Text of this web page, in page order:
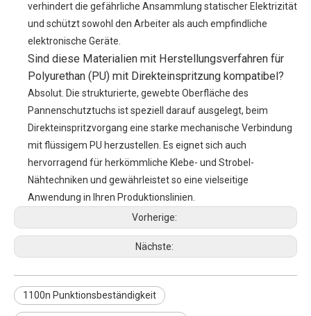
verhindert die gefährliche Ansammlung statischer Elektrizität
und schützt sowohl den Arbeiter als auch empfindliche
elektronische Geräte.
Sind diese Materialien mit Herstellungsverfahren für
Polyurethan (PU) mit Direkteinspritzung kompatibel?
Absolut. Die strukturierte, gewebte Oberfläche des
Pannenschutztuchs ist speziell darauf ausgelegt, beim
Direkteinspritzvorgang eine starke mechanische Verbindung
mit flüssigem PU herzustellen. Es eignet sich auch
hervorragend für herkömmliche Klebe- und Strobel-
Nähtechniken und gewährleistet so eine vielseitige
Anwendung in Ihren Produktionslinien.
Vorherige:
Nächste:
1100n Punktionsbeständigkeit